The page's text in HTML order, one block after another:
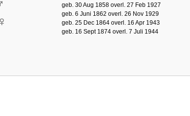
geb. 30 Aug 1858 overl. 27 Feb 1927
geb. 6 Juni 1862 overl. 26 Nov 1929
geb. 25 Dec 1864 overl. 16 Apr 1943
geb. 16 Sept 1874 overl. 7 Juli 1944